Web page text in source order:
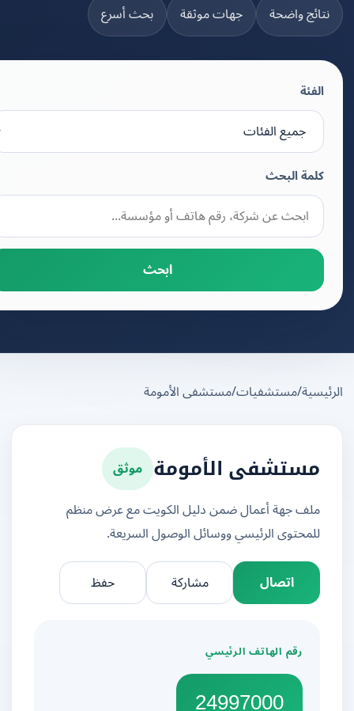
واضحة جهات موثقة بحث أسرع
كلمة البحث
ابحث
/مستشفيات/مستشفى الأمومة
مستشفى الأمومة موثق
ملف جهة أعمال ضمن دليل الكويت مع عرض منظم
للمحتوى الرئيسي ووسائل الوصول السريعة.
اتصال
مشاركة
رقم الهاتف الرئيسي
24997000